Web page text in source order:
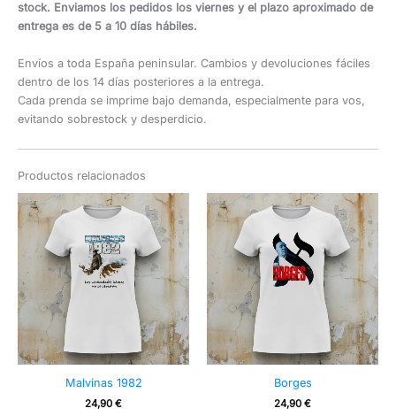
stock. Enviamos los pedidos los viernes y el plazo aproximado de
entrega es de 5 a 10 días hábiles.
Envíos a toda España peninsular. Cambios y devoluciones fáciles
dentro de los 14 días posteriores a la entrega.
Cada prenda se imprime bajo demanda, especialmente para vos,
evitando sobrestock y desperdicio.
Productos relacionados
Malvinas 1982
24,90 €
Borges
24,90 €